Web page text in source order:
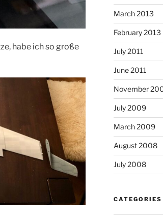
habe ich so große
March 2013
February 2013
July 2011
June 2011
November
July 2009
March 2009
August 2008
July 2008
CATEGORIES